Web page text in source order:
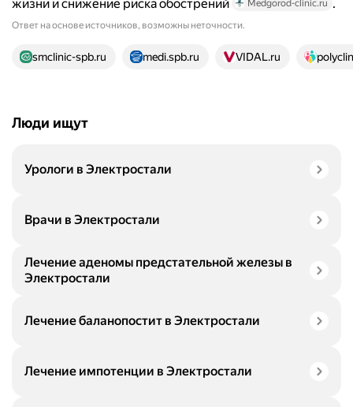
жизни и снижение риска обострений Medgorod-clinic.ru .
Ответ на основе источников, возможны неточности.
17 источников
smclinic-spb.ru medi.spb.ru VIDAL.ru
Люди ищут
Урологи в Электростали
Врачи в Электростали
Лечение аденомы предстательной железы в
Электростали
Лечение баланопостит в Электростали
Лечение импотенции в Электростали